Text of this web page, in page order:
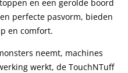
en een gerolde boord
perfecte pasvorm, bieden
en comfort.
neemt, machines
werkt, de TouchNTuff